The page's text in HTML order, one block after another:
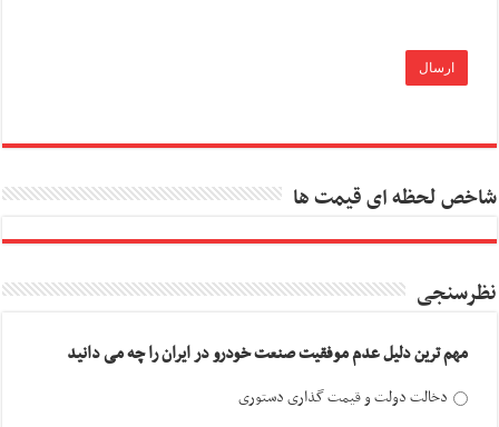
شاخص لحظه ای قیمت ها
نظرسنجی
مهم ترین دلیل عدم موفقیت صنعت خودرو در ایران را چه می دانید
دخالت دولت و قیمت گذاری دستوری